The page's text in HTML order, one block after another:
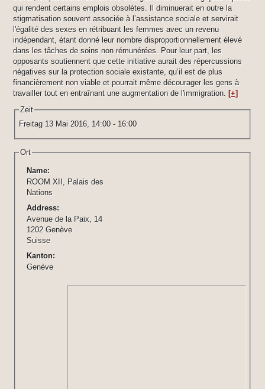
qui rendent certains emplois obsolètes. Il diminuerait en outre la
stigmatisation souvent associée à l’assistance sociale et servirait
l'égalité des sexes en rétribuant les femmes avec un revenu
indépendant, étant donné leur nombre disproportionnellement élevé
dans les tâches de soins non rémunérées. Pour leur part, les
opposants soutiennent que cette initiative aurait des répercussions
négatives sur la protection sociale existante, qu’il est de plus
financièrement non viable et pourrait même décourager les gens à
travailler tout en entraînant une augmentation de l'immigration.
[+]
Zeit
Freitag 13 Mai 2016, 14:00- 16:00
Ort
Name:
ROOM XII, Palais des
Nations
Address:
Avenue de la Paix, 14
1202 Genève
Suisse
Kanton:
Genève